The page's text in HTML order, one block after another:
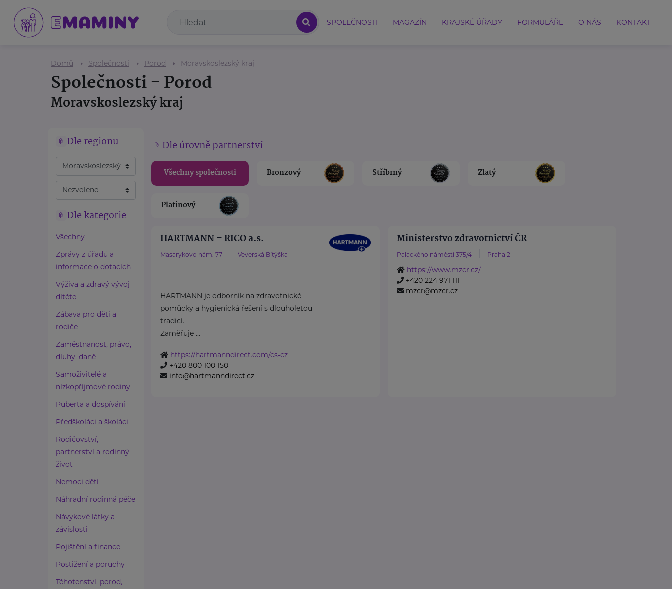
SPOLEČNOSTI MAGAZÍN KRAJSKÉ ÚŘADY FORMULÁŘE O NÁS KONTAKT
Domů Společnosti Porod Moravskoslezský kraj
Společnosti - Porod
Moravskoslezský kraj
Dle regionu
Dle kategorie
Všechny
Zprávy z úřadů a
informace o dotacích
Výživa a zdravý vývoj
dítěte
Zábava pro děti a
rodiče
Zaměstnanost, právo,
dluhy, daně
Samoživitelé a
nízkopříjmové rodiny
Puberta a dospívání
Předškoláci a školáci
Rodičovství,
partnerství a rodinný
život
Nemoci dětí
Náhradní rodinná péče
Návykové látky a
závislosti
Pojištění a finance
Postižení a poruchy
Těhotenství, porod,
Dle úrovně partnerství
Všechny společnosti Bronzový Stříbrný Zlatý
Platinový
HARTMANN – RICO a.s.
Masarykovo nám. 77 Veverská Bítýška
HARTMANN je odborník na zdravotnické
pomůcky a hygienická řešení s dlouholetou
tradicí.
Zaměřuje ...
https://hartmanndirect.com/cs-cz
+420 800 100 150
info@hartmanndirect.cz
Ministerstvo zdravotnictví ČR
Palackého náměstí 375/4 Praha 2
https://www.mzcr.cz/
+420 224 971 111
mzcr@mzcr.cz